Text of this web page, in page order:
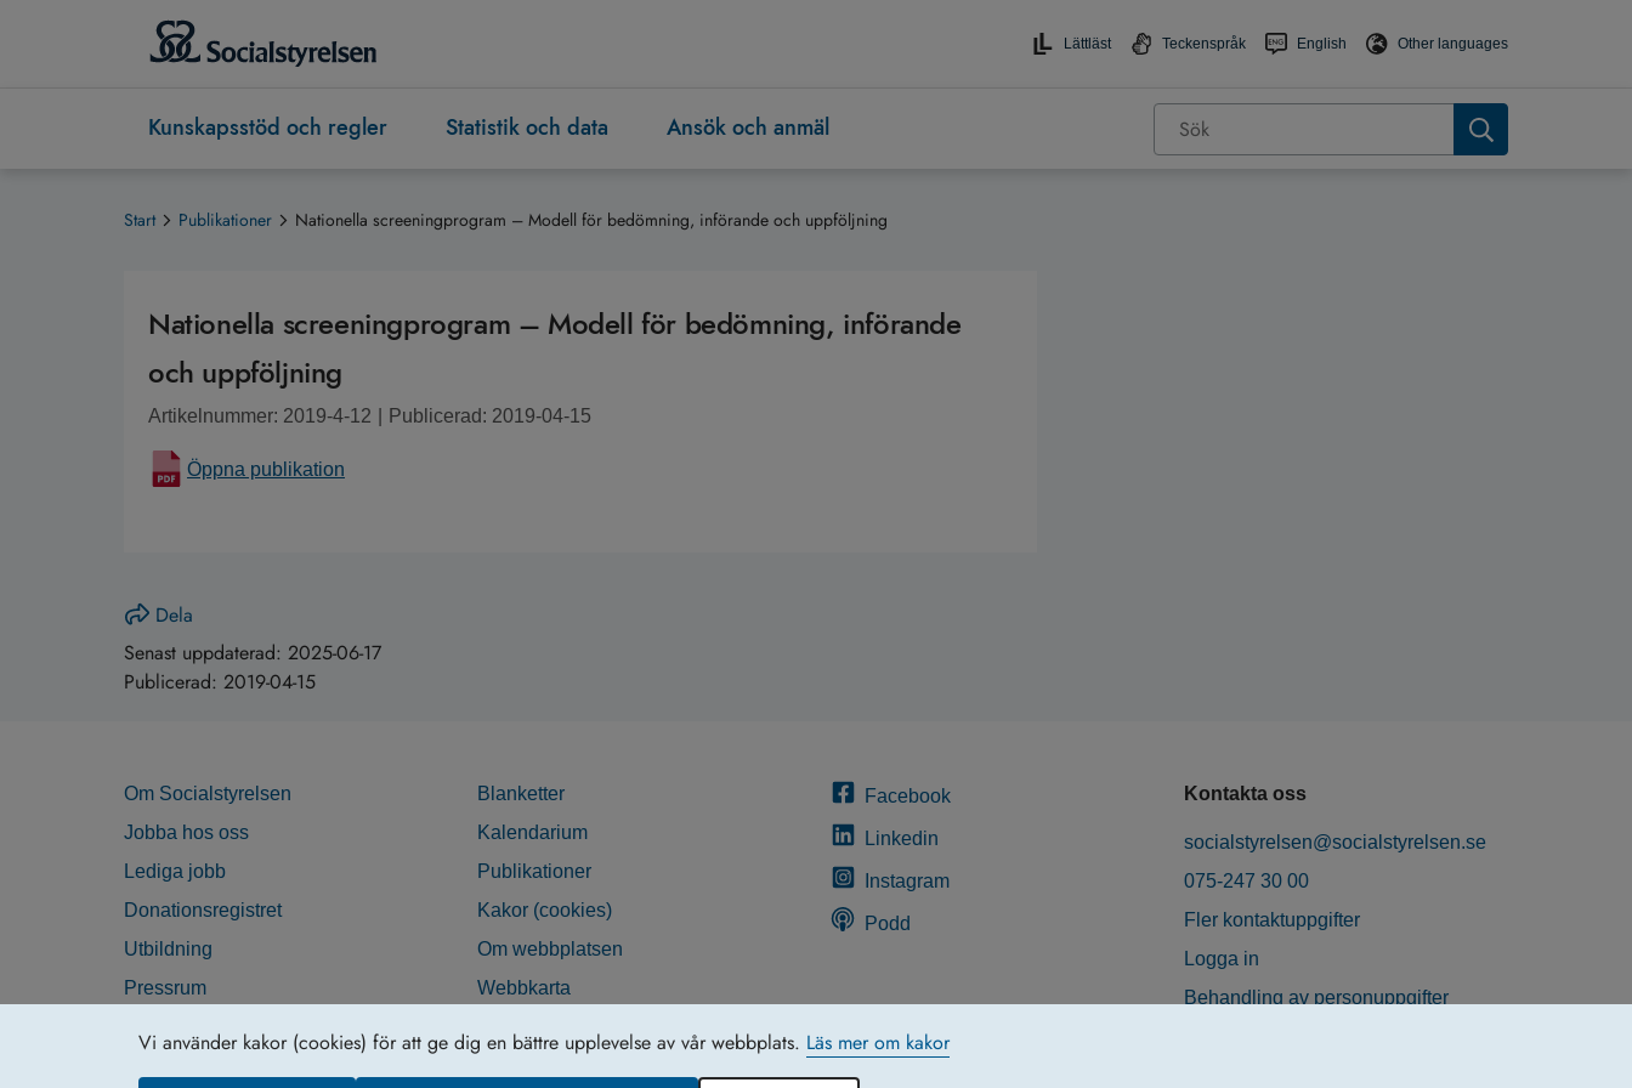
Vi använder kakor (cookies) för att ge dig en bättre upplevelse av vår webbplats. Läs mer om kakor
Lättläst Teckenspråk English Other languages
Kunskapsstöd och regler Statistik och data Ansök och anmäl
Start Publikationer Nationella screeningprogram – Modell för bedömning, införande och uppföljning
Nationella screeningprogram – Modell för bedömning, införande
och uppföljning
Artikelnummer: 2019-4-12 Publicerad: 2019-04-15
Öppna publikation
Dela
Senast uppdaterad: 2025-06-17
Publicerad: 2019-04-15
Om Socialstyrelsen
Jobba hos oss
Lediga jobb
Donationsregistret
Utbildning
Pressrum
Blanketter
Kalendarium
Publikationer
Kakor (cookies)
Om webbplatsen
Webbkarta
Facebook
Linkedin
Instagram
Podd
Kontakta oss
socialstyrelsen@socialstyrelsen.se
075-247 30 00
Fler kontaktuppgifter
Logga in
Behandling av personuppgifter